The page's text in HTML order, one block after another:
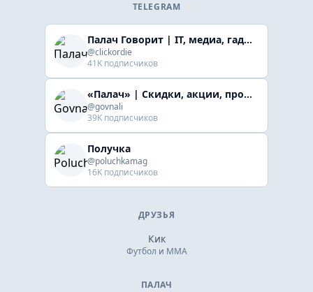
TELEGRAM
Палач Говорит | IT, медиа, гaджеты, скидки
@clickordie
41K подписчиков
«Палач» | Скидки, акции, промокоды
@govnali
39K подписчиков
Получка
@poluchkamag
16K подписчиков
ДРУЗЬЯ
Кик
Футбол и ММА
ПАЛАЧ